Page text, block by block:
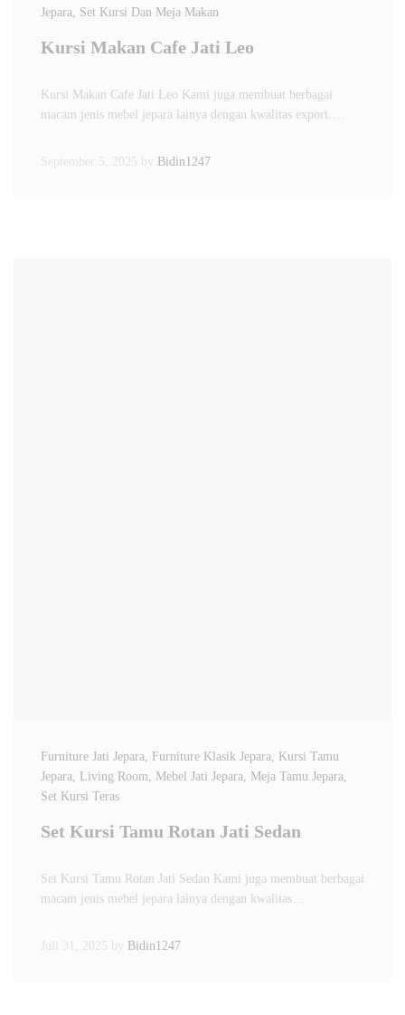
Jepara, Set Kursi Dan Meja Makan
Kursi Makan Cafe Jati Leo
Kursi Makan Cafe Jati Leo Kami juga membuat berbagai
macam jenis mebel jepara lainya dengan kwalitas export.…
September 5, 2025 by Bidin1247
Furniture Jati Jepara, Furniture Klasik Jepara, Kursi Tamu
Jepara, Living Room, Mebel Jati Jepara, Meja Tamu Jepara,
Set Kursi Teras
Set Kursi Tamu Rotan Jati Sedan
Set Kursi Tamu Rotan Jati Sedan Kami juga membuat berbagai
macam jenis mebel jepara lainya dengan kwalitas…
Juli 31, 2025 by Bidin1247